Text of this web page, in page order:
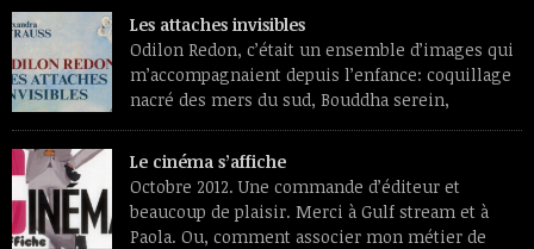
des lecteurs inconnus de moi. Premier souvenir de travail, un
livre de reproductions feuilleté dans une chaise longue, l’été.
L’émerveillement devant […]
Les attaches invisibles
Odilon Redon, c’était un ensemble d’images qui
m’accompagnaient depuis l’enfance: coquillage
nacré des mers du sud, Bouddha serein,
papillons translucides, profils de médaille
transfigurés par des lumières intérieures et se détachant sur
des fleurs étranges, douces et vénéneuses à la fois. Peintre
ayant vécu entre le 19e siècle et le 20ème, Odilon Redon aimait
plus […]
Le cinéma s’affiche
Octobre 2012. Une commande d’éditeur et
beaucoup de plaisir. Merci à Gulf stream et à
Paola. Ou, comment associer mon métier de